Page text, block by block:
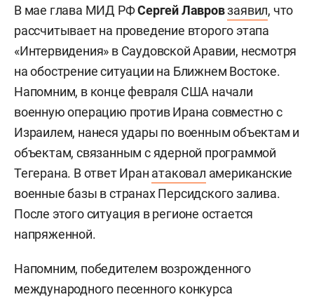
В мае глава МИД РФСергей Лавровзаявил, что
рассчитывает на проведение второго этапа
«Интервидения» в Саудовской Аравии, несмотря
на обострение ситуации на Ближнем Востоке.
Напомним, в конце февраля США начали
военную операцию против Ирана совместно с
Израилем, нанеся удары по военным объектам и
объектам, связанным с ядерной программой
Тегерана. В ответ Иран атаковал американские
военные базы в странах Персидского залива.
После этого ситуация в регионе остается
напряженной.
Напомним, победителем возрожденного
международного песенного конкурса